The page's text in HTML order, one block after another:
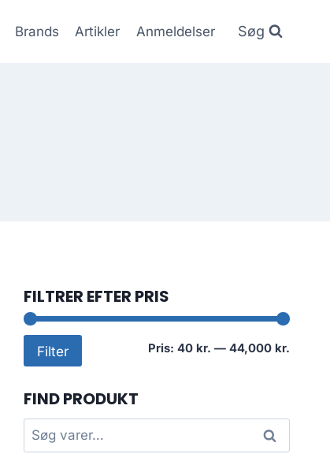
Brands Artikler Anmeldelser Søg
FILTRER EFTER PRIS
Filter Pris: 40 kr. — 44,000 kr.
FIND PRODUKT
Søg
efter:
Søg